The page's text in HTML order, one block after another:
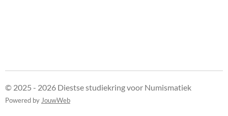
© 2025 - 2026 Diestse studiekring voor Numismatiek
Powered by JouwWeb